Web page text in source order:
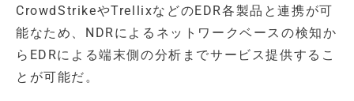
CrowdStrikeやTrellixなどのEDR各製品と連携が可
能なため、NDRによるネットワークベースの検知か
らEDRによる端末側の分析までサービス提供するこ
とが可能だ。